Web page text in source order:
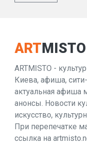
ARTMISTO
ARTMISTO -
Киева, афиша,
актуальная афиша
анонсы. Новости
искусство,
При перепечатке
ссылка на